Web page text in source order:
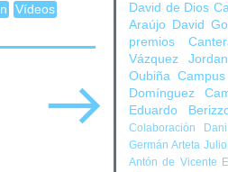
Vídeos
David de Dios
Araújo David
premios
Vázquez
Oubiña
Domínguez
Eduardo
Colaboración
Germán Arteta
Antón de Vicente